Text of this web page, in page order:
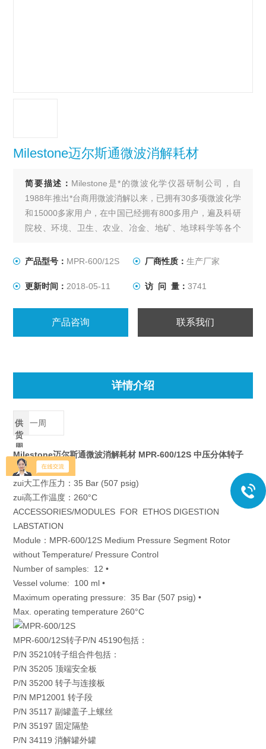
Milestone迈尔斯通微波消解耗材
简要描述： Milestone是*的微波化学仪器研制公司，自
1988年推出*台商用微波消解以来，已拥有30多项微波化学
和15000多家用户，在中国已经拥有800多用户，遍及科研
院校、环境、卫生、农业、冶金、地矿、地球科学等各个
Milestone迈尔斯通微波消解耗材 MPR-600/12S
产品型号： MPR-600/12S 厂商性质： 生产厂家
更新时间：2018-05-11 访 问 量： 3741
产品咨询 联系我们
详情介绍
供
货
周
期
一周
Milestone迈尔斯通微波消解耗材 MPR-600/12S 中压分体转子
容量：100ML
zui大工作压力：35 Bar (507 psig)
zui高工作温度：260°C
ACCESSORIES/MODULES FOR ETHOS DIGESTION
LABSTATION
Module：MPR-600/12S Medium Pressure Segment Rotor
without Temperature/ Pressure Control
Number of samples: 12 •
Vessel volume: 100 ml •
Maximum operating pressure: 35 Bar (507 psig) •
Max. operating temperature 260°C
MPR-600/12S转子P/N 45190包括：
P/N 35210转子组合件包括：
P/N 35205 顶端安全板
P/N 35200 转子与连接板
P/N MP12001 转子段
P/N 35117 副罐盖子上螺丝
P/N 35197 固定隔垫
P/N 34119 消解罐外罐